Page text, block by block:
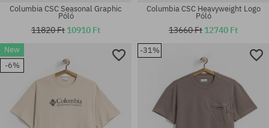
Elérhető méretek:
M; L; XL
Elérhető méretek:
Columbia CSC Seasonal Graphic
Póló
11820 Ft 10910 Ft
Columbia CSC Heavyweight Logo
Póló
13660 Ft 12740 Ft
New
-6%
-31%